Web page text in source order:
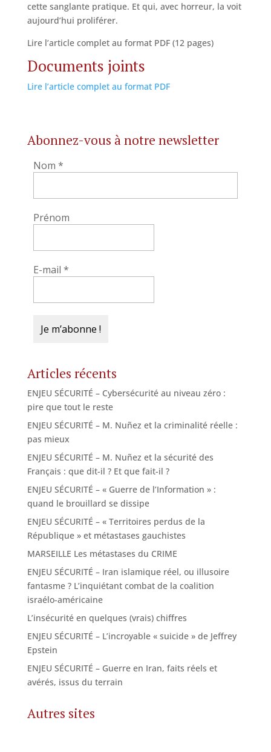
cette sanglante pratique. Et qui, avec horreur, la voit
aujourd’hui proliférer.
Lire l’article complet au format PDF (12 pages)
Documents joints
Lire l’article complet au format PDF
Abonnez-vous à notre newsletter
Nom *
Prénom
E-mail *
Articles récents
ENJEU SÉCURITÉ – Cybersécurité au niveau zéro :
pire que tout le reste
ENJEU SÉCURITÉ – M. Nuñez et la criminalité réelle :
pas mieux
ENJEU SÉCURITÉ – M. Nuñez et la sécurité des
Français : que dit-il ? Et que fait-il ?
ENJEU SÉCURITÉ – « Guerre de l’Information » :
quand le brouillard se dissipe
ENJEU SÉCURITÉ – « Territoires perdus de la
République » et métastases gauchistes
MARSEILLE Les métastases du CRIME
ENJEU SÉCURITÉ – Iran islamique réel, ou illusoire
fantasme ? L’inquiétant combat de la coalition
israélo-américaine
L’insécurité en quelques (vrais) chiffres
ENJEU SÉCURITÉ – L’incroyable « suicide » de Jeffrey
Epstein
ENJEU SÉCURITÉ – Guerre en Iran, faits réels et
avérés, issus du terrain
Autres sites